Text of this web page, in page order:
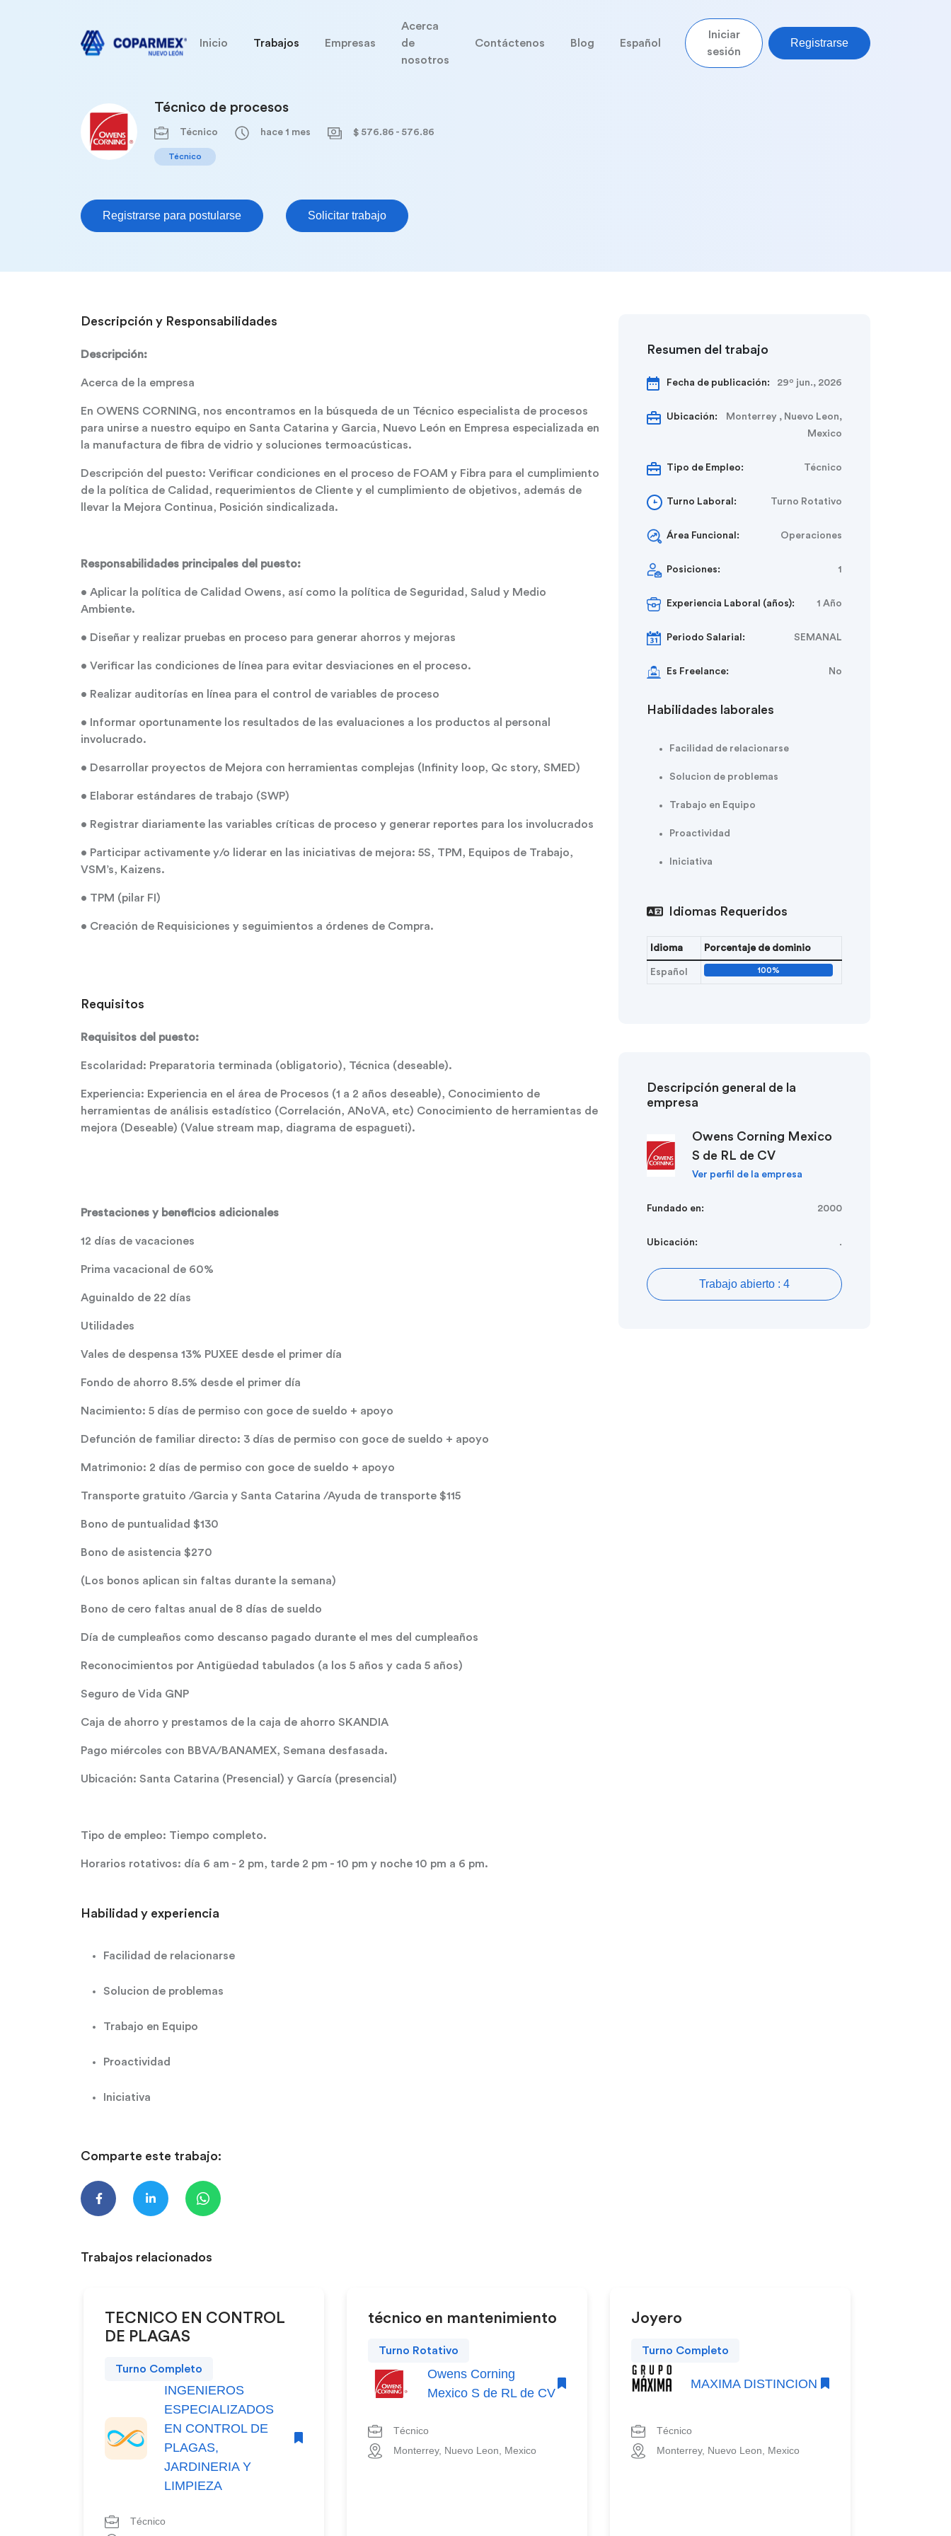
Inicio Trabajos Empresas
Acerca
de
nosotros
Contáctenos Blog Español
Iniciar
sesión
Registrarse
Técnico de procesos
Técnico hace 1 mes $ 576.86 - 576.86
Técnico
Registrarse para postularse Solicitar trabajo
Descripción y Responsabilidades
Descripción:
Acerca de la empresa
En OWENS CORNING, nos encontramos en la búsqueda de un Técnico especialista de procesos
para unirse a nuestro equipo en Santa Catarina y Garcia, Nuevo León en Empresa especializada en
la manufactura de fibra de vidrio y soluciones termoacústicas.
Descripción del puesto: Verificar condiciones en el proceso de FOAM y Fibra para el cumplimiento
de la política de Calidad, requerimientos de Cliente y el cumplimiento de objetivos, además de
llevar la Mejora Continua, Posición sindicalizada.
Responsabilidades principales del puesto:
• Aplicar la política de Calidad Owens, así como la política de Seguridad, Salud y Medio
Ambiente.
• Diseñar y realizar pruebas en proceso para generar ahorros y mejoras
• Verificar las condiciones de línea para evitar desviaciones en el proceso.
• Realizar auditorías en línea para el control de variables de proceso
• Informar oportunamente los resultados de las evaluaciones a los productos al personal
involucrado.
• Desarrollar proyectos de Mejora con herramientas complejas (Infinity loop, Qc story, SMED)
• Elaborar estándares de trabajo (SWP)
• Registrar diariamente las variables críticas de proceso y generar reportes para los involucrados
• Participar activamente y/o liderar en las iniciativas de mejora: 5S, TPM, Equipos de Trabajo,
VSM’s, Kaizens.
• TPM (pilar FI)
• Creación de Requisiciones y seguimientos a órdenes de Compra.
Requisitos
Requisitos del puesto:
Escolaridad: Preparatoria terminada (obligatorio), Técnica (deseable).
Experiencia: Experiencia en el área de Procesos (1 a 2 años deseable), Conocimiento de
herramientas de análisis estadístico (Correlación, ANoVA, etc) Conocimiento de herramientas de
mejora (Deseable) (Value stream map, diagrama de espagueti).
Prestaciones y beneficios adicionales
12 días de vacaciones
Prima vacacional de 60%
Aguinaldo de 22 días
Utilidades
Vales de despensa 13% PUXEE desde el primer día
Fondo de ahorro 8.5% desde el primer día
Nacimiento: 5 días de permiso con goce de sueldo + apoyo
Defunción de familiar directo: 3 días de permiso con goce de sueldo + apoyo
Matrimonio: 2 días de permiso con goce de sueldo + apoyo
Transporte gratuito /Garcia y Santa Catarina /Ayuda de transporte $115
Bono de puntualidad $130
Bono de asistencia $270
(Los bonos aplican sin faltas durante la semana)
Bono de cero faltas anual de 8 días de sueldo
Día de cumpleaños como descanso pagado durante el mes del cumpleaños
Reconocimientos por Antigüedad tabulados (a los 5 años y cada 5 años)
Seguro de Vida GNP
Caja de ahorro y prestamos de la caja de ahorro SKANDIA
Pago miércoles con BBVA/BANAMEX, Semana desfasada.
Ubicación: Santa Catarina (Presencial) y García (presencial)
Tipo de empleo: Tiempo completo.
Horarios rotativos: día 6 am - 2 pm, tarde 2 pm - 10 pm y noche 10 pm a 6 pm.
Habilidad y experiencia
Facilidad de relacionarse
Solucion de problemas
Trabajo en Equipo
Proactividad
Iniciativa
Comparte este trabajo:
Resumen del trabajo
Fecha de publicación: 29º jun., 2026
Ubicación:
Monterrey , Nuevo Leon,
Mexico
Tipo de Empleo: Técnico
Turno Laboral: Turno Rotativo
Área Funcional: Operaciones
Posiciones: 1
Experiencia Laboral (años): 1 Año
Periodo Salarial: SEMANAL
Es Freelance: No
Habilidades laborales
Facilidad de relacionarse
Solucion de problemas
Trabajo en Equipo
Proactividad
Iniciativa
Idiomas Requeridos
Idioma Porcentaje de dominio
Español 100%
Descripción general de la
empresa
Owens Corning Mexico
S de RL de CV
Ver perfil de la empresa
Fundado en: 2000
Ubicación: .
Trabajo abierto : 4
Trabajos relacionados
TECNICO EN CONTROL
DE PLAGAS
Turno Completo
INGENIEROS
ESPECIALIZADOS
EN CONTROL DE
PLAGAS,
JARDINERIA Y
LIMPIEZA
Técnico
técnico en mantenimiento
Turno Rotativo
Owens Corning
Mexico S de RL de CV
Técnico
Monterrey, Nuevo Leon, Mexico
Joyero
Turno Completo
MAXIMA DISTINCION
Técnico
Monterrey, Nuevo Leon, Mexico